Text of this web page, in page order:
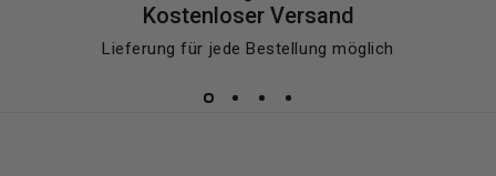
Kostenloser Versand
Lieferung für jede Bestellung möglich